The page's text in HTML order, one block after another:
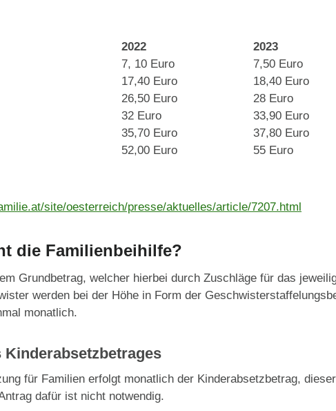
2022 2023
7, 10 Euro 7,50 Euro
17,40 Euro 18,40 Euro
26,50 Euro 28 Euro
32 Euro 33,90 Euro
35,70 Euro 37,80 Euro
52,00 Euro 55 Euro
site/oesterreich/presse/aktuelles/article/7207.html
die Familienbeihilfe?
Grundbetrag, welcher hierbei durch Zuschläge für das
werden bei der Höhe in Form der
monatlich.
Kinderabsetzbetrages
für Familien erfolgt monatlich der Kinderabsetzbetrag,
dafür ist nicht notwendig.